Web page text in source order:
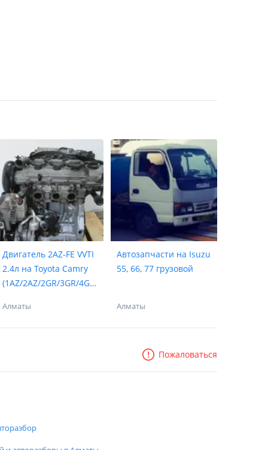
Двигатель 2AZ-FE VVTI
2.4л на Toyota Camry
(1AZ/2AZ/2GR/3GR/4GR
Алматы
Автозапчасти на Isuzu
55, 66, 77 грузовой
Алматы
Пожаловаться